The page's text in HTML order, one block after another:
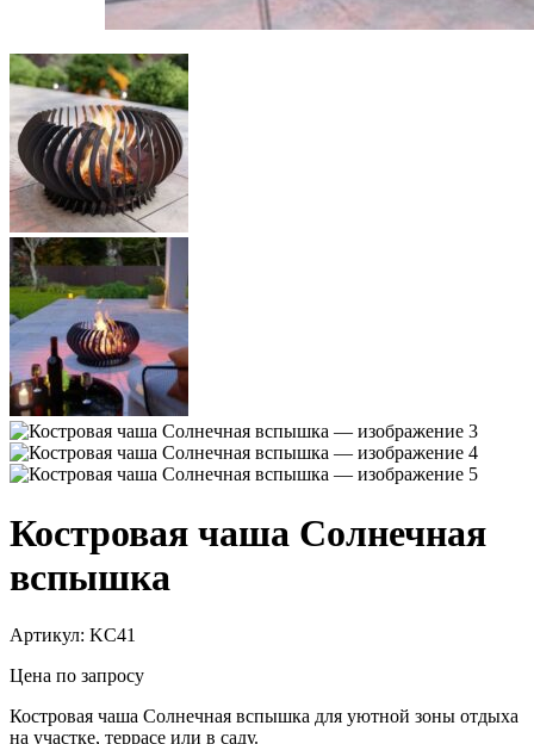
Костровая чаша Солнечная
вспышка
Артикул: KC41
Цена по запросу
Костровая чаша Солнечная вспышка для уютной зоны отдыха
на участке, террасе или в саду.